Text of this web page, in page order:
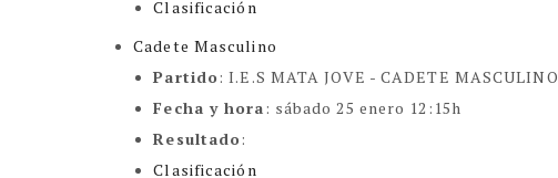
Clasificación
Cadete Masculino
Partido:I.E.S MATA JOVE -CADETE MASCULINO
Fecha y hora: sábado 25 enero 12:15h
Resultado:
Clasificación